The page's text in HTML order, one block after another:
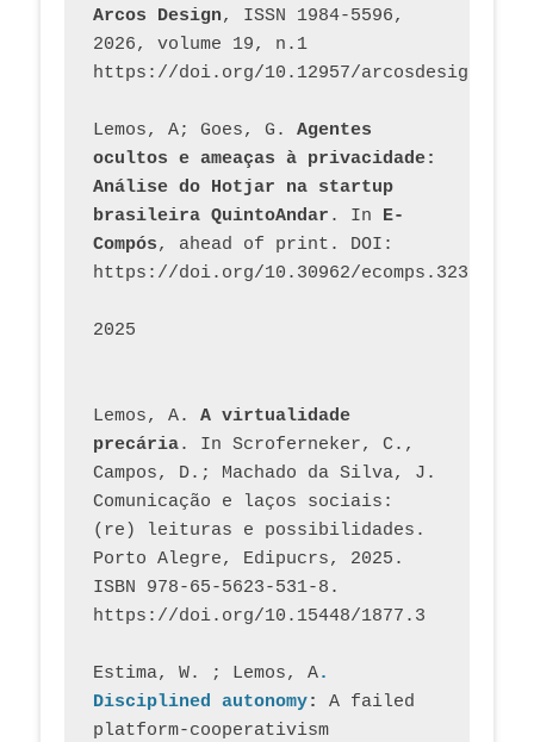
Arcos Design, ISSN 1984-5596,
2026, volume 19, n.1
https://doi.org/10.12957/
Lemos, A; Goes, G. Agentes
ocultos e ameaças à privacidade:
Análise do Hotjar na startup
brasileira QuintoAndar . In E-
Compós, ahead of print. DOI:
https://doi.org/10.30962/ecomps.3231
2025
Lemos, A. A virtualidade
precária. In Scroferneker, C.,
Campos, D.; Machado da Silva, J.
Comunicação e laços sociais:
(re) leituras e possibilidades.
Porto Alegre, Edipucrs, 2025.
ISBN 978-65-5623-531-8.
https://doi.org/10.15448/1877.3
Estima, W. ; Lemos, A.
Disciplined autonomy: A failed
platform-cooperativism